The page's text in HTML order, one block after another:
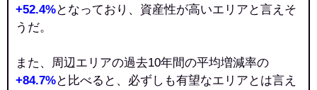
+52.4%となっており、資産性が高いエリアと言えそ
うだ。
また、周辺エリアの過去10年間の平均増減率の
+84.7%と比べると、必ずしも有望なエリアとは言え